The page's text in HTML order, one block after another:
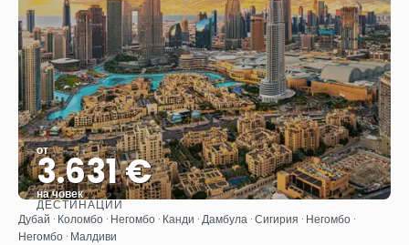
от
3.631 €
на човек
Вижте
ДЕСТИНАЦИИ
Дубай · Коломбо · Негомбо · Канди · Дамбула · Сигирия · Негомбо ·
Негомбо · Малдиви